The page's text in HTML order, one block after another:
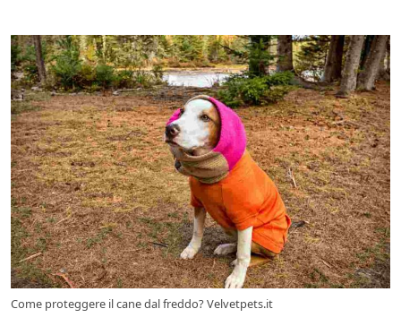
Come proteggere il cane dal freddo? Velvetpets.it